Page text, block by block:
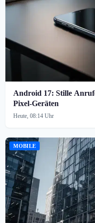
Android 17: Stille
Pixel-Geräten
Heute, 08:14 Uhr
MOBILE